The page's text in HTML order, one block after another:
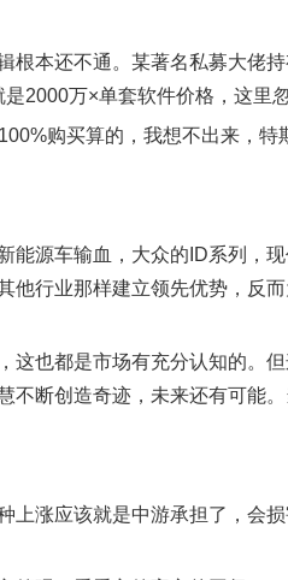
本还不通。某著名私募大佬
2000万×单套软件价格，这里
购买算的，我想不出来，特
源车输血，大众的ID系列，
他行业那样建立领先优势，反
这也都是市场有充分认知的。
断创造奇迹，未来还有可能。
涨应该就是中游承担了，会